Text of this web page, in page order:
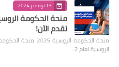
13 نوفمبر 2024
تقدم الآن!
الروسية لعام 2…